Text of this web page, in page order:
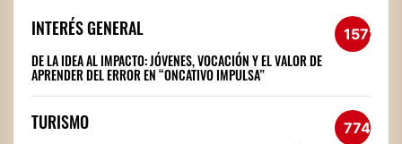
INTERÉS GENERAL 1572
DE LA IDEA AL IMPACTO: JÓVENES, VOCACIÓN Y EL VALOR DE
APRENDER DEL ERROR EN “ONCATIVO IMPULSA”
TURISMO 774